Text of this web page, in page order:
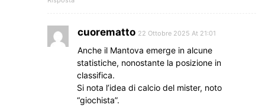
cuorematto 22 Ottobre 2025 At 21:01
Anche il Mantova emerge in alcune
statistiche, nonostante la posizione in
classifica.
Si nota l’idea di calcio del mister, noto
“giochista”.